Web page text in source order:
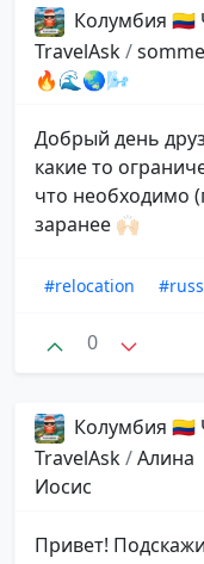
Колумбия 🇨🇴
TravelAsk/
🔥🌊🌏🌬
Добрый день
какие то
что необходимо
заранее 🙌🏻
#relocation
0
Колумбия 🇨🇴
TravelAsk/Алина
Иосис
Привет!